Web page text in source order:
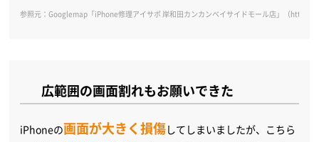
参照元：Googlemap「iPhone修理アイサポ 岸和田カンカンベイサイドモール店」（
広範囲の画面割れもお願いできた
iPhoneの画面が大きく損傷してしまいましたが、こちら